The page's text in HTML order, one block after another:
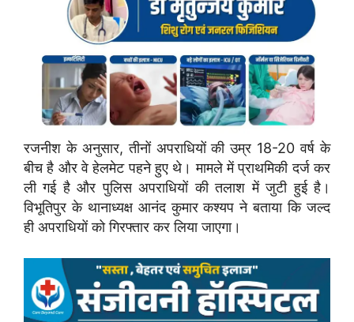
रजनीश के अनुसार, तीनों अपराधियों की उम्र 18-20 वर्ष के
बीच है और वे हेलमेट पहने हुए थे। मामले में प्राथमिकी दर्ज कर
ली गई है और पुलिस अपराधियों की तलाश में जुटी हुई है।
विभूतिपुर के थानाध्यक्ष आनंद कुमार कश्यप ने बताया कि जल्द
ही अपराधियों को गिरफ्तार कर लिया जाएगा।